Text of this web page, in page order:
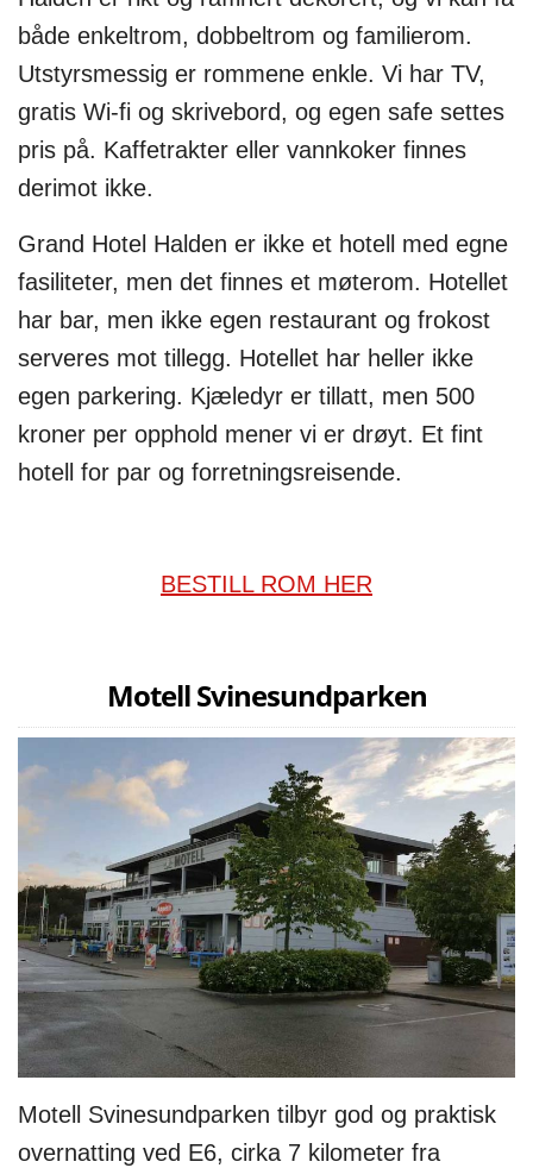
både enkeltrom, dobbeltrom og familierom.
Utstyrsmessig er rommene enkle. Vi har TV,
gratis Wi-fi og skrivebord, og egen safe settes
pris på. Kaffetrakter eller vannkoker finnes
derimot ikke.
Grand Hotel Halden er ikke et hotell med egne
fasiliteter, men det finnes et møterom. Hotellet
har bar, men ikke egen restaurant og frokost
serveres mot tillegg. Hotellet har heller ikke
egen parkering. Kjæledyr er tillatt, men 500
kroner per opphold mener vi er drøyt. Et fint
hotell for par og forretningsreisende.
BESTILL ROM HER
Motell Svinesundparken
Motell Svinesundparken tilbyr god og praktisk
overnatting ved E6, cirka 7 kilometer fra